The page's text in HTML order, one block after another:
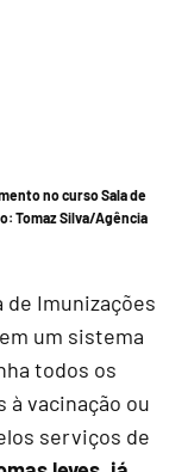
no curso Sala de
Tomaz Silva/Agência
Imunizações
um sistema
todos os
vacinação ou
serviços de